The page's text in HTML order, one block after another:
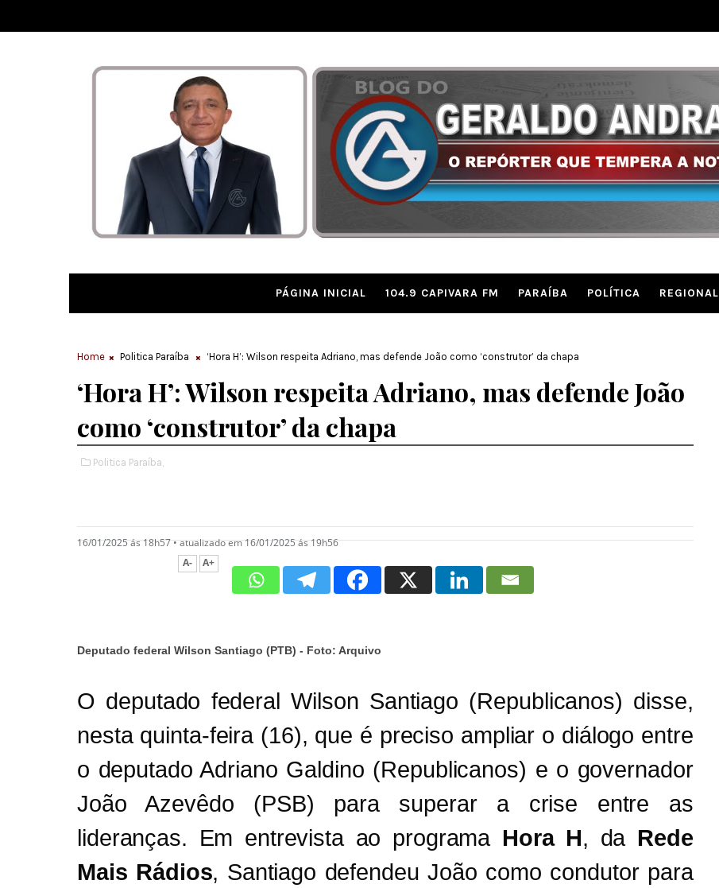
PÁGINA INICIAL 104.9 CAPIVARA FM PARAÍBA POLÍTICA REGIONAL
Home Politica Paraíba ‘Hora H’: Wilson respeita Adriano, mas defende João como ‘construtor’ da chapa
‘Hora H’: Wilson respeita Adriano, mas defende João
como ‘construtor’ da chapa
Politica Paraíba,
16/01/2025 ás 18h57•atualizado em 16/01/2025 ás 19h56
A-
A+
Deputado federal Wilson Santiago (PTB) - Foto: Arquivo
O deputado federal Wilson Santiago (Republicanos) disse,
nesta quinta-feira (16), que é preciso ampliar o diálogo entre
o deputado Adriano Galdino (Republicanos) e o governador
João Azevêdo (PSB) para superar a crise entre as
lideranças. Em entrevista ao programaHora H, da Rede
Mais Rádios, Santiago defendeu João como condutor para